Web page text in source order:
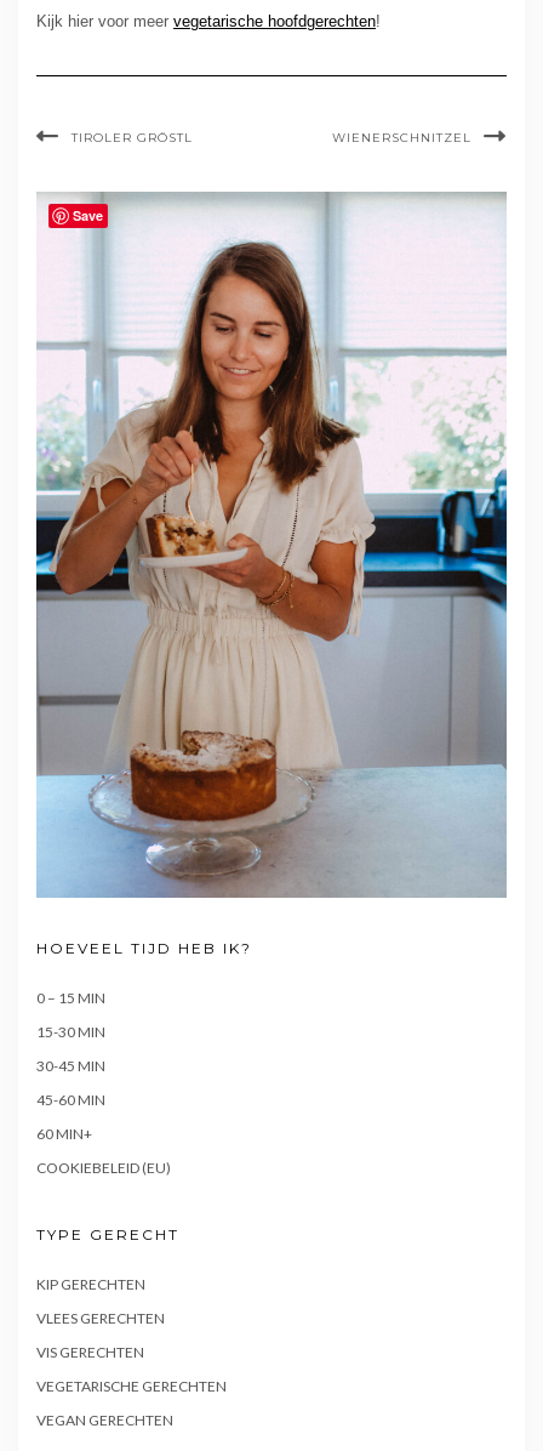
Kijk hier voor meer vegetarische hoofdgerechten!
TIROLER GRÖSTL WIENERSCHNITZEL
HOEVEEL TIJD HEB IK?
0 – 15 MIN
15-30 MIN
30-45 MIN
45-60 MIN
60 MIN+
COOKIEBELEID (EU)
TYPE GERECHT
KIP GERECHTEN
VLEES GERECHTEN
VIS GERECHTEN
VEGETARISCHE GERECHTEN
VEGAN GERECHTEN
Save